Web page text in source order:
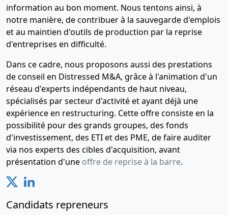
information au bon moment. Nous tentons ainsi, à
notre manière, de contribuer à la sauvegarde d'emplois
et au maintien d'outils de production par la reprise
d'entreprises en difficulté.
Dans ce cadre, nous proposons aussi des prestations
de conseil en Distressed M&A, grâce à l'animation d'un
réseau d'experts indépendants de haut niveau,
spécialisés par secteur d'activité et ayant déjà une
expérience en restructuring. Cette offre consiste en la
possibilité pour des grands groupes, des fonds
d'investissement, des ETI et des PME, de faire auditer
via nos experts des cibles d'acquisition, avant
présentation d'une offre de reprise à la barre.
Candidats repreneurs